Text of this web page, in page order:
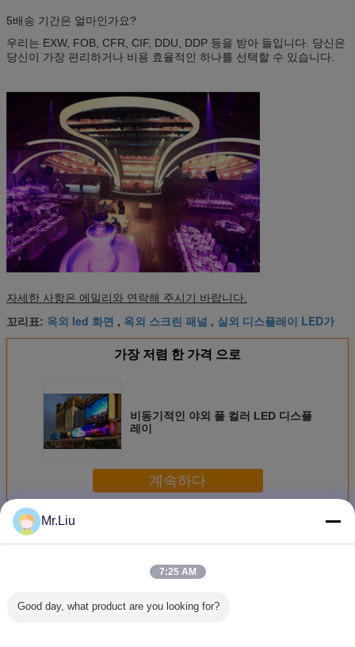
5배송 기간은 얼마인가요?
우리는 EXW, FOB, CFR, CIF, DDU, DDP 등을 받아 들입니다. 당신은
당신이 가장 편리하거나 비용 효율적인 하나를 선택할 수 있습니다.
자세한 사항은 에밀리와 연락해 주시기 바랍니다.
꼬리표: 옥외 led 화면 , 옥외 스크린 패널 , 실외 디스플레이 LED가
가장 저렴 한 가격 으로
비동기적인 야외 풀 컬러 LED 디스플
레이
계속하다
더 많은 것옥외 LED 디스플레이
P10 P8 옥외 풀 컬
풀 컬러 HD는 광고
Mr.Liu
7:25 AM
Good day, what product are you looking for?